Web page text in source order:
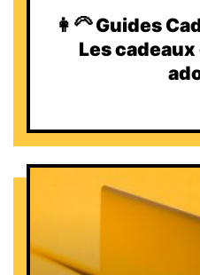
👩‍🦳 Guides
Les